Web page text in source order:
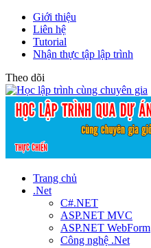
Giới thiệu
Liên hệ
Tutorial
Nhận thực tập lập trình
Theo dõi
Trang chủ
.Net
C#.NET
ASP.NET MVC
ASP.NET WebForm
Công nghệ .Net